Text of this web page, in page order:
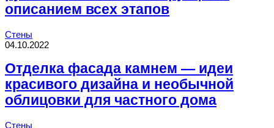
описанием всех этапов
Стены
04.10.2022
Отделка фасада камнем — идеи
красивого дизайна и необычной
облицовки для частного дома
Стены